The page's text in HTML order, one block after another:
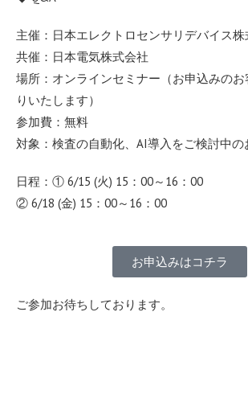
主催：日本エレクトロセンサリデバイス
共催：日本電気株式会社
場所：オンラインセミナー（お申込みのお
りいたします）
参加費：無料
対象：検査の自動化、AI導入をご検討中の
日程：① 6/15 (火) 15：00～16：00
② 6/18 (金) 15：00～16：00
お申込みはコチラ
ご参加お待ちしております。